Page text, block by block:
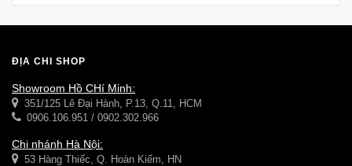
ĐỊA CHỈ SHOP
Showroom Hồ CHí Minh:
351/125 Lê Đại Hành, P.13, Q.11, HCM
0906.106.951 / 0902.302.966
Chi nhánh Hà Nội:
53 Hàng Thiếc, Q. Hoàn Kiếm, HN